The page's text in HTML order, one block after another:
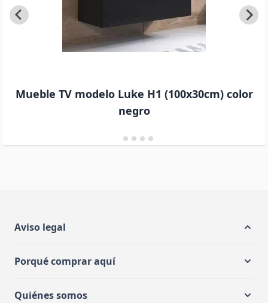
Mueble TV modelo Luke H1 (100x30cm) color
negro
Aviso legal
Porqué comprar aquí
Quiénes somos